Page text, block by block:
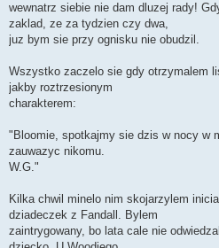
wewnatrz siebie nie dam dluzej rady!
zaklad, ze za tydzien czy dwa,
juz bym sie przy ognisku nie obudzil.
Wszystko zaczelo sie gdy otrzymalem
jakby roztrzesionym
charakterem:
"Bloomie, spotkajmy sie dzis w nocy w
zauwazyc nikomu.
W.G."
Kilka chwil minelo nim skojarzylem
dziadeczek z Fandall. Bylem
zaintrygowany, bo lata cale nie